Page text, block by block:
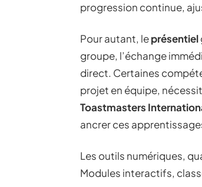
progression continue,
Pour autant, leprésentiel
groupe, l’échange
direct. Certaines
projet en équipe,
Toastmasters
ancrer ces
Les outils numériques,
Modules interactifs,